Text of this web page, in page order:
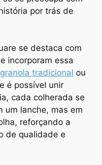
por trás de
se destaca com
incorporam essa
granola tradicional ou
é possível unir
cada colherada se
um lanche, mas em
reforçando a
de qualidade e